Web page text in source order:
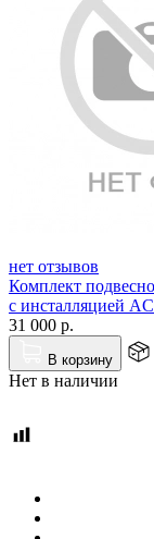
нет отзывов
Комплект
с инсталляцией
31 000 р.
В корзину
Нет в наличии